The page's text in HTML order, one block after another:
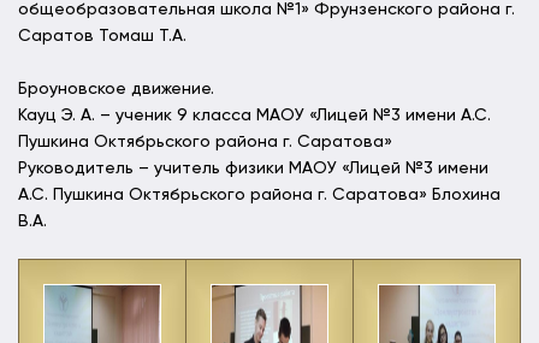
общеобразовательная школа №1» Фрунзенского района г.
Саратов Томаш Т.А.
Броуновское движение.
Кауц Э. А. – ученик 9 класса МАОУ «Лицей №3 имени А.С.
Пушкина Октябрьского района г. Саратова»
Руководитель – учитель физики МАОУ «Лицей №3 имени
А.С. Пушкина Октябрьского района г. Саратова» Блохина
В.А.